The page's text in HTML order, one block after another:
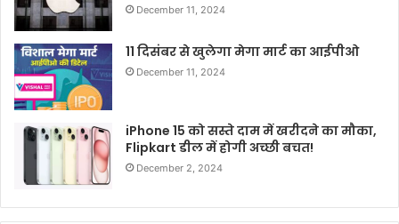
December 11, 2024
11 दिसंबर से खुलेगा मेगा मार्ट का आईपीओ
December 11, 2024
iPhone 15 को सस्ते दाम में खरीदने का मौका,
Flipkart डील में होगी अच्छी बचत!
December 2, 2024